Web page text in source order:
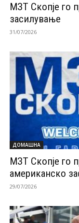
МЗТ Скопје го
засилување
31/07/2026
ДОМАШНА
МЗТ Скопје го
американско
29/07/2026